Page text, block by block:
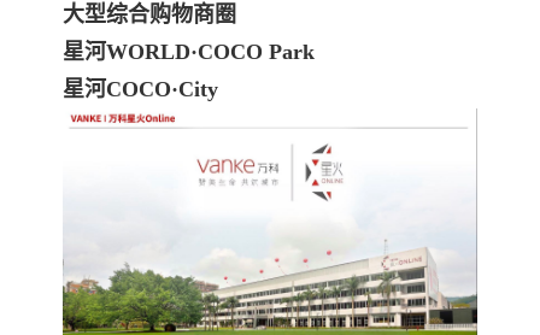
大型综合购物商圈
星河WORLD·COCO Park
星河COCO·City